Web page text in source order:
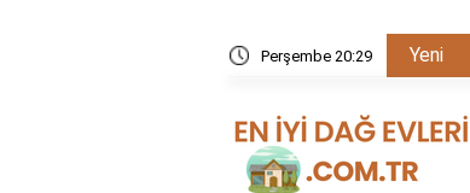
Perşembe 20:29 Yeni